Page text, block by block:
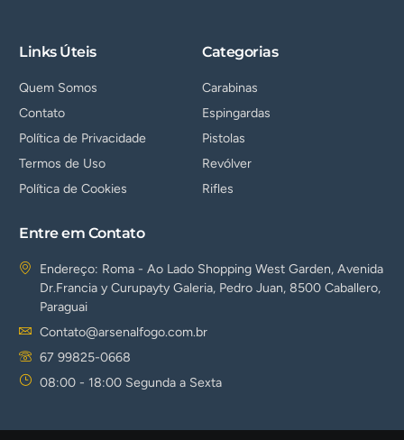
Links Úteis
Quem Somos
Contato
Política de Privacidade
Termos de Uso
Política de Cookies
Categorias
Carabinas
Espingardas
Pistolas
Revólver
Rifles
Entre em Contato
Endereço: Roma - Ao Lado Shopping West Garden, Avenida
Dr.Francia y Curupayty Galeria, Pedro Juan, 8500 Caballero,
Paraguai
Contato@arsenalfogo.com.br
67 99825-0668
08:00 - 18:00 Segunda a Sexta